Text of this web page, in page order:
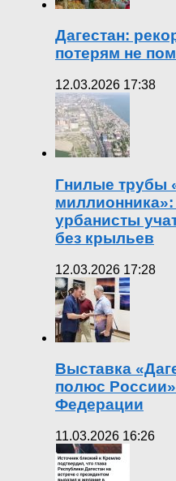
Дагестан:
потерям не
12.03.2026 17:38
Гнилые трубы
урбанисты
без крыльев
12.03.2026 17:28
Выставка
полюс
Федерации
11.03.2026 16:26